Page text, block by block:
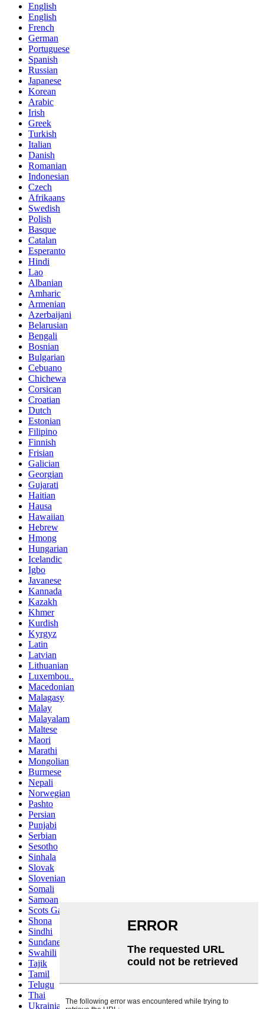
English
English
French
German
Portuguese
Spanish
Russian
Japanese
Korean
Arabic
Irish
Greek
Turkish
Italian
Danish
Romanian
Indonesian
Czech
Afrikaans
Swedish
Polish
Basque
Catalan
Esperanto
Hindi
Lao
Albanian
Amharic
Armenian
Azerbaijani
Belarusian
Bengali
Bosnian
Bulgarian
Cebuano
Chichewa
Corsican
Croatian
Dutch
Estonian
Filipino
Finnish
Frisian
Galician
Georgian
Gujarati
Haitian
Hausa
Hawaiian
Hebrew
Hmong
Hungarian
Icelandic
Igbo
Javanese
Kannada
Kazakh
Khmer
Kurdish
Kyrgyz
Latin
Latvian
Lithuanian
Luxembou..
Macedonian
Malagasy
Malay
Malayalam
Maltese
Maori
Marathi
Mongolian
Burmese
Nepali
Norwegian
Pashto
Persian
Punjabi
Serbian
Sesotho
Sinhala
Slovak
Slovenian
Somali
Samoan
Scots Gaelic
Shona
Sindhi
Sundanese
Swahili
Tajik
Tamil
Telugu
Thai
Ukrainian